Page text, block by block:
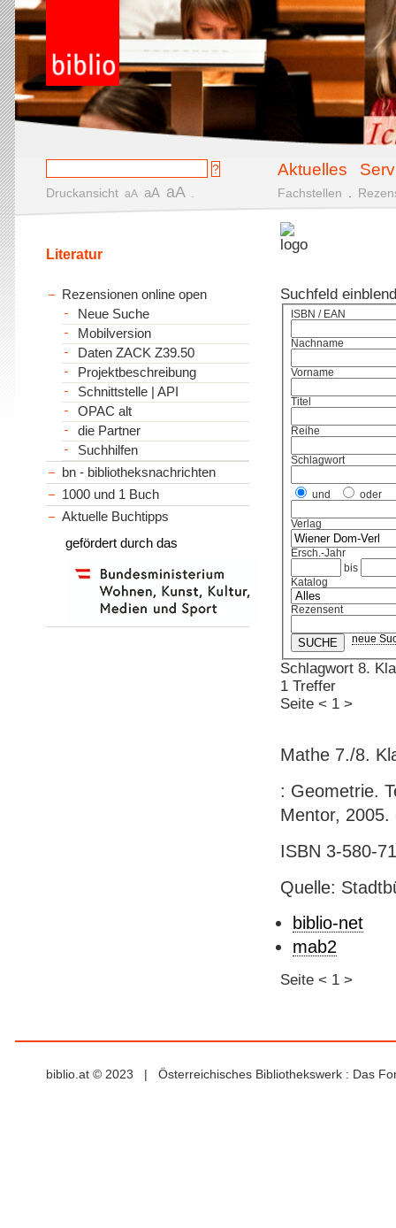
Aktuelles
Druckansicht aA aA aA Fachstellen
Suchfeld
ISBN / EAN
Nachname
Vorname
Titel
Reihe
Schlagwort
und oder
Verlag
Ersch.-Jahr
bis
Katalog
Rezensent
neue
Schlagwort 8.
1 Treffer
Seite < 1 >
Mathe 7./8.
: Geometrie.
Mentor,
ISBN 3-580-
Quelle:
biblio-net
mab2
Seite < 1 >
Literatur
Rezensionen online open
Neue Suche
Mobilversion
Daten ZACK Z39.50
Projektbeschreibung
Schnittstelle | API
OPAC alt
die Partner
Suchhilfen
bn - bibliotheksnachrichten
1000 und 1 Buch
Aktuelle Buchtipps
gefördert durch das
biblio.at © 2023 | Österreichisches Bibliothekswerk : Das